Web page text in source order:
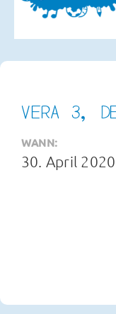
VERA 3,
WANN:
30. April 2020